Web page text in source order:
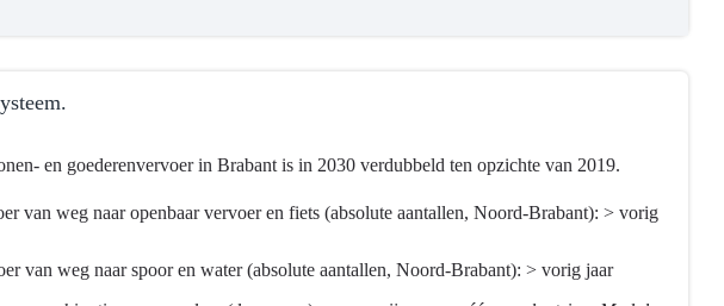
en goederenvervoer in Brabant is in 2030 verdubbeld ten opzichte van 2019.
van weg naar openbaar vervoer en fiets (absolute aantallen, Noord-Brabant): > vorig
van weg naar spoor en water (absolute aantallen, Noord-Brabant): > vorig jaar